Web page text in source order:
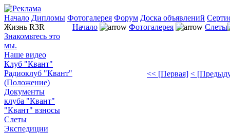
Начало Дипломы Фотогалерея Форум Доска объявлений
Жизнь R3R
Знакомьтесь это
мы.
Наше видео
Клуб "Квант"
Радиоклуб "Квант"
(Положение)
Документы
клуба "Квант"
"Квант" взносы
Слеты
Экспедиции
Начало Фотогалерея Слеты
<< [Первая] <